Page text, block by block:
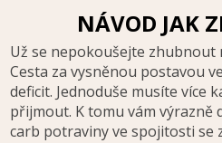
NÁVOD JAK
Už se nepokoušejte zhubnout
Cesta za vysněnou postavou
deficit. Jednoduše musíte více
přijmout. K tomu vám
carb potraviny ve spojitosti se